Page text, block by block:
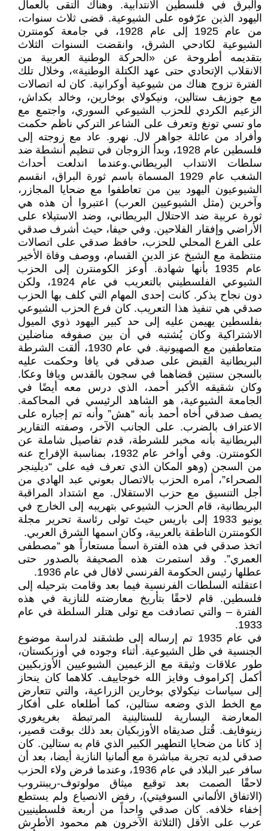
والبرق في فلسطين الانتدابية. وهناك التقى بالعمال
اليهود الذين عرّفوه على الشيوعية. قضى ثلاث سنوات،
من عام 1925 إلى عام 1928، في جامعة كومنترن
الشيوعية لكادحي الشرق، وانقضت السنوات الثلاث
بتقديمه أطروحة عن «الحركة الوطنية العربية من
الانقلاب الإتحادي حتى عهد الكتلة الوطنية»، وخلال تلك
الفترة تزوج هناك من شيوعية أوكرانية. كان له اتصالات
مع جوزيف ستالين، ونيكولاي بوخارين، وخالد بكداش،
الزعيم الكردي للحزب الشيوعي السوري، واجتمع مع
ماو تسي تونغ وتعرف على الشاعر التركي ناظم حكمت
وأفراد من عائلة جواهر لال. نهرو. عاد مع زوجته إلى
فلسطين عام 1928، وبدأ الزوجان في تنظيم أنشطة ضد
سلطات الانتداب البريطاني.وعندما اندلعت أحداث
الشغب عام 1929 المسماة باسم ثورة البراق، انقسم
الشيوعيون اليهود بين من تعاطفوا مع ضحايا المجازر،
وآخرين (مثل الشيوعيين العرب) اعتبروا أن هذه هي
ثورة عربية ضد الاحتلال البريطاني، وضد الاستيلاء على
الأراضي وإفقار الفلاحين. وفي حيفا، حيث أشرف صدقي
على الفرع المحلي للحزب، حافظ صدقي على اتصالات
منتظمة مع الشيخ عز الدين القسام، ووصف وفاة الأخير
عام 1935 بأنها شهادة. أوعز الكومنترن إلى الحزب
الشيوعي الفلسطيني بالتعريب في عام 1924، ولكن
دون نجاح يذكر. كانت إحدى المهام التي كلف بها الحزب
صدقي هي تنفيذ هذا التعريب. كان فرع الحزب الشيوعي
بفلسطين يهيمن عليه إلى حد كبير اليهود ذوي الميول
الاشتراكية وكان يُشتبه في أن بين صفوفه مناضلين
متعاطفين مع الصهيونية. في عام 1930، ألقت الشرطة
البريطانية القبض على صدقي في يافا وحكمت عليه
بالسجن سنتين قضاهما في سجون بالقدس ويافا وعكا.
وكان شقيقه الأكبر أحمد، الذي درس معه أيضًا في
الجامعة الشيوعية، هو الشاهد الرئيسي في المحاكمة.
يصف صدقي أخاه أحمد بأنه “هش” وأنه تم إجباره على
الاعتراف بالضرب. على الجانب الآخر، وصفته التقارير
البريطانية بأنه مخبر للشرطة، قدم تفاصيل شاملة عن
الكومنترن. وفي أواخر عام 1932، بمناسبة الإفراج عنه
من السجن (وهو المكان الذي تعرف فيه على “ديلينجر
الصحراء”، أمره الحزب بالاتصال بعوني عبد الهادي من
أجل التنسيق مع حزب الاستقلال. مع اشتداد المراقبة
البريطانية، قام الحزب الشيوعي بتهريبه إلى الخارج في
يونيو 1933 إلى باريس حيث تولى رئاسة تحرير مجلة
الكومنترن الناطقة بالعربية، وكان اسمها الشرق العربي.
اتخذ صدقي في هذه الفترة اسماً مستعاراً هو “مصطفى
العمري”. وقد استمرت هذه الصحيفة بالصدور حتى
عطلها رئيس الحكومة الفرنسي لافال في عام 1936.
اعتقلته السلطات الفرنسية فيما بعد وقامت بترحيله إلى
فلسطين. قام لاحقًا بتأريخ معارضته للنازية في هذه
الفترة – والتي تصادفت مع تولى هتلر السلطة في عام
1933.
في عام 1935 تم إرساله إلى طشقند لدراسة موضوع
الجنسية في ظل الشيوعية. أثناء وجوده في أوزبكستان،
طور علاقات وثيقة مع الزعيمين الشيوعيين الأوزبكيين
أكمل إكراموف وفايز الله خوجاييف. كلاهما كان ينحاز
إلى سياسات نيكولاي بوخارين الزراعية، والتي تتعارض
مع الخط الذي وضعه ستالين، كما أطلعاه على أفكار
المعارضة اليسارية للستالينية المرتبطة بغريغوري
زينوفايف. قُتل صديقاه الأوزبكيان بعد ذلك بوقت قصير،
إذ كانا من ضحايا التطهير الكبير الذي قام به ستالين. كان
صدقي لديه تجربة مباشرة مع ألمانيا النازية أيضا، بعد أن
سافر عبر البلاد في عام 1936، وعندما فرض ولاء الحزب
لاحقًا الصمت بعد توقيع ميثاق مولوتوف-ريبنتروب
(الاتفاق الألماني السوفيتي)، رفض الانصياع ولم يستطع
إخفاء خلافه. كان صدقي واحداً من أربعة فلسطينيين
عرب على الأقل (الثلاثة الآخرون هم محمود الأطرش